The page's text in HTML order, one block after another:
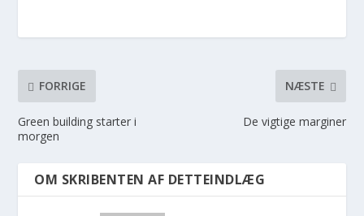
FORRIGE
Green building starter i
morgen
NÆSTE
De vigtige marginer
OM SKRIBENTEN AF DETTEINDLÆG